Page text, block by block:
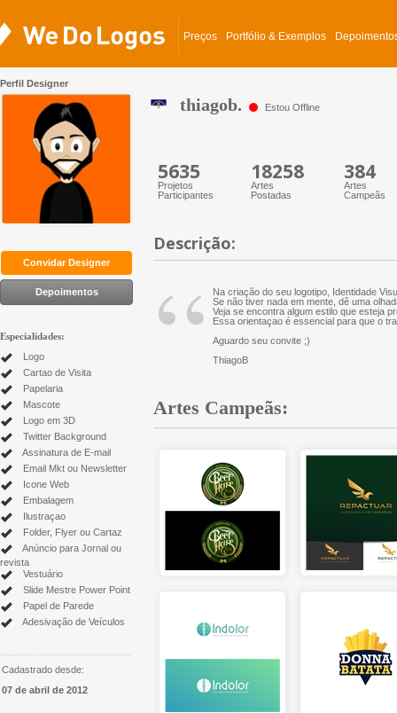
Preços Portfólio & Exemplos
Convidar Designer
Depoimentos
Especialidades:
Logo
Cartao de Visita
Papelaria
Mascote
Logo em 3D
Twitter Background
Assinatura de E-mail
Email Mkt ou Newsletter
Icone Web
Embalagem
Ilustraçao
Folder, Flyer ou Cartaz
Anúncio para Jornal ou
revista
Vestuário
Slide Mestre Power Point
Papel de Parede
Adesivação de Veículos
Cadastrado desde:
07 de abril de 2012
thiagob. Estou Offline
Perfil Designer
5635
Projetos
Participantes
18258
Artes
Postadas
384
Artes
Campeãs
Descrição:
“
Na criação do seu logotipo, Identidade
Se não tiver nada em mente, dê uma
Veja se encontra algum estilo que esteja
Essa orientaçao é essencial para que o
Aguardo seu convite ;)
ThiagoB
Artes Campeãs: